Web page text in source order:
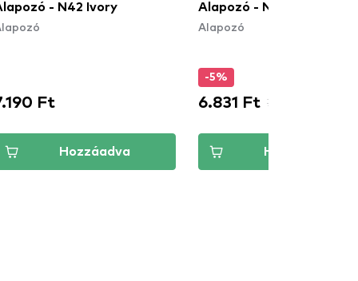
- N42 Ivory
Ft
Hozzáadva
Alapozó - N55 Beige N55
Alapozó
-5%
6.831 Ft 7.190 Ft
Hozzáadva